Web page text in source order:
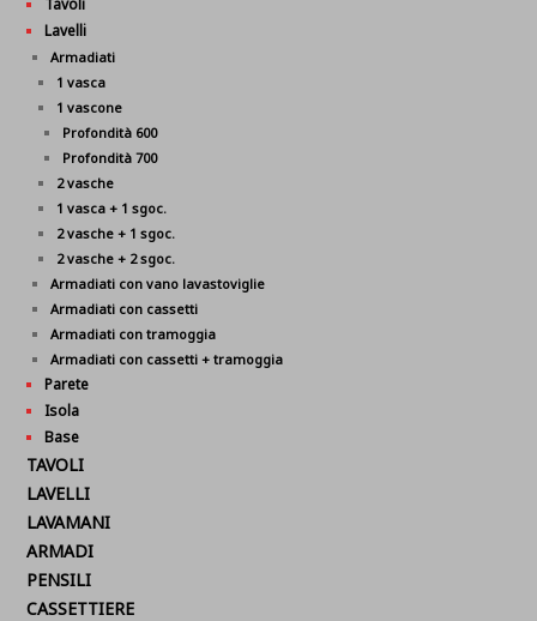
Tavoli
Lavelli
Armadiati
1 vasca
1 vascone
Profondità 600
Profondità 700
2 vasche
1 vasca + 1 sgoc.
2 vasche + 1 sgoc.
2 vasche + 2 sgoc.
Armadiati con vano lavastoviglie
Armadiati con cassetti
Armadiati con tramoggia
Armadiati con cassetti + tramoggia
Parete
Isola
Base
TAVOLI
LAVELLI
LAVAMANI
ARMADI
PENSILI
CASSETTIERE